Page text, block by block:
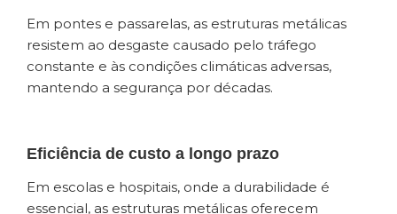
Em pontes e passarelas, as estruturas metálicas
resistem ao desgaste causado pelo tráfego
constante e às condições climáticas adversas,
mantendo a segurança por décadas.
Eficiência de custo a longo prazo
Em escolas e hospitais, onde a durabilidade é
essencial, as estruturas metálicas oferecem